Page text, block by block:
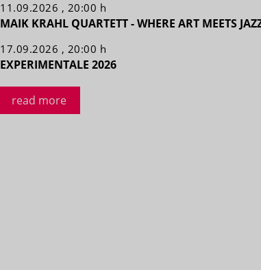
11.09.2026 , 20:00 h
MAIK KRAHL QUARTETT - WHERE ART MEETS
17.09.2026 , 20:00 h
EXPERIMENTALE 2026
read more